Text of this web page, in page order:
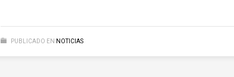
PUBLICADO EN NOTICIAS